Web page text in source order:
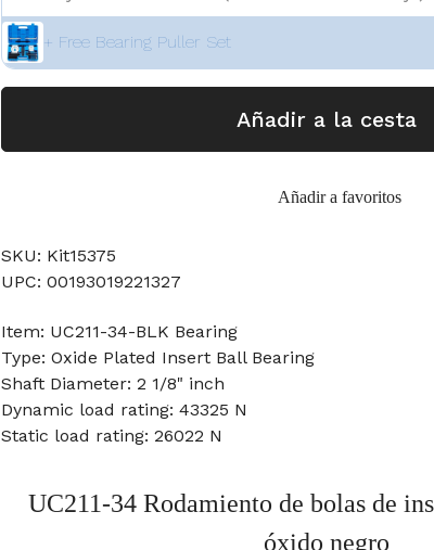
+ Free Bearing Puller Set
Añadir a la cesta
Añadir a favoritos
SKU: Kit15375
UPC: 00193019221327
Item: UC211-34-BLK Bearing
Type: Oxide Plated Insert Ball Bearing
Shaft Diameter: 2 1/8" inch
Dynamic load rating: 43325 N
Static load rating: 26022 N
UC211-34 Rodamiento de bolas de
óxido negro